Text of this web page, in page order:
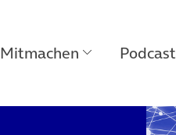
Mitmachen Podcast